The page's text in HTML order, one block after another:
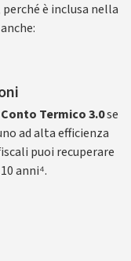
è inclusa nella
Conto Termico 3.0se
ad alta efficienza
puoi recuperare
anni⁴.